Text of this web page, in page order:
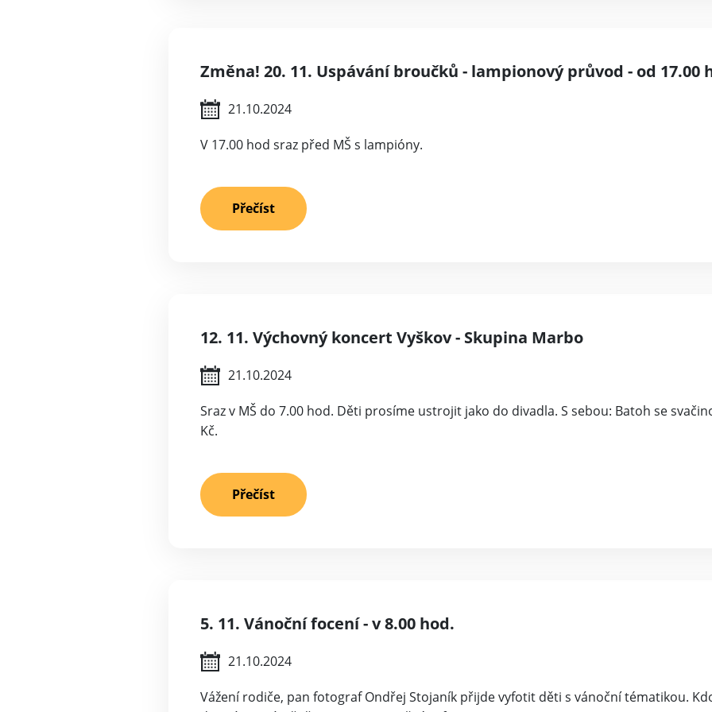
Změna! 20. 11. Uspávání broučků - lampionový průvod - od 17.00
21.10.2024
V 17.00 hod sraz před MŠ s lampióny.
Přečíst
12. 11. Výchovný koncert Vyškov - Skupina Marbo
21.10.2024
Sraz v MŠ do 7.00 hod. Děti prosíme ustrojit jako do divadla. S sebou: Batoh se
Kč.
Přečíst
5. 11. Vánoční focení - v 8.00 hod.
21.10.2024
Vážení rodiče, pan fotograf Ondřej Stojaník přijde vyfotit děti s vánoční tématikou.